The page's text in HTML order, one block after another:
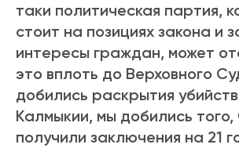
таки политическая партия,
стоит на позициях закона и
интересы граждан, может
это вплоть до Верховного
добились раскрытия
Калмыкии, мы добились того,
получили заключения на 21